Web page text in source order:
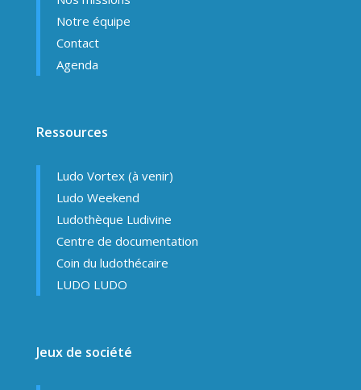
Notre équipe
Contact
Agenda
Ressources
Ludo Vortex (à venir)
Ludo Weekend
Ludothèque Ludivine
Centre de documentation
Coin du ludothécaire
LUDO LUDO
Jeux de société